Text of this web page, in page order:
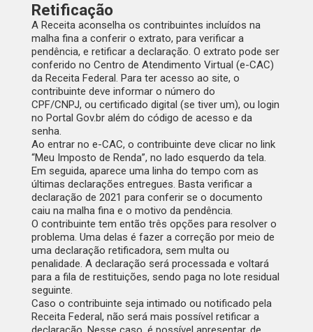
Retificação
A Receita aconselha os contribuintes incluídos na
malha fina a conferir o extrato, para verificar a
pendência, e retificar a declaração. O extrato pode ser
conferido no Centro de Atendimento Virtual (e-CAC)
da Receita Federal. Para ter acesso ao site, o
contribuinte deve informar o número do
CPF/CNPJ, ou certificado digital (se tiver um), ou login
no Portal Gov.br além do código de acesso e da
senha.
Ao entrar no e-CAC, o contribuinte deve clicar no link
“Meu Imposto de Renda”, no lado esquerdo da tela.
Em seguida, aparece uma linha do tempo com as
últimas declarações entregues. Basta verificar a
declaração de 2021 para conferir se o documento
caiu na malha fina e o motivo da pendência.
O contribuinte tem então três opções para resolver o
problema. Uma delas é fazer a correção por meio de
uma declaração retificadora, sem multa ou
penalidade. A declaração será processada e voltará
para a fila de restituições, sendo paga no lote residual
seguinte.
Caso o contribuinte seja intimado ou notificado pela
Receita Federal, não será mais possível retificar a